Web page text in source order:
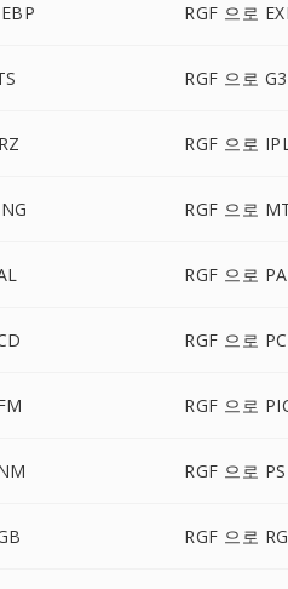
RGF 으로
RGF 으로 G3
RGF 으로
RGF 으로
RGF 으로
RGF 으로
RGF 으로
RGF 으로
RGF 으로